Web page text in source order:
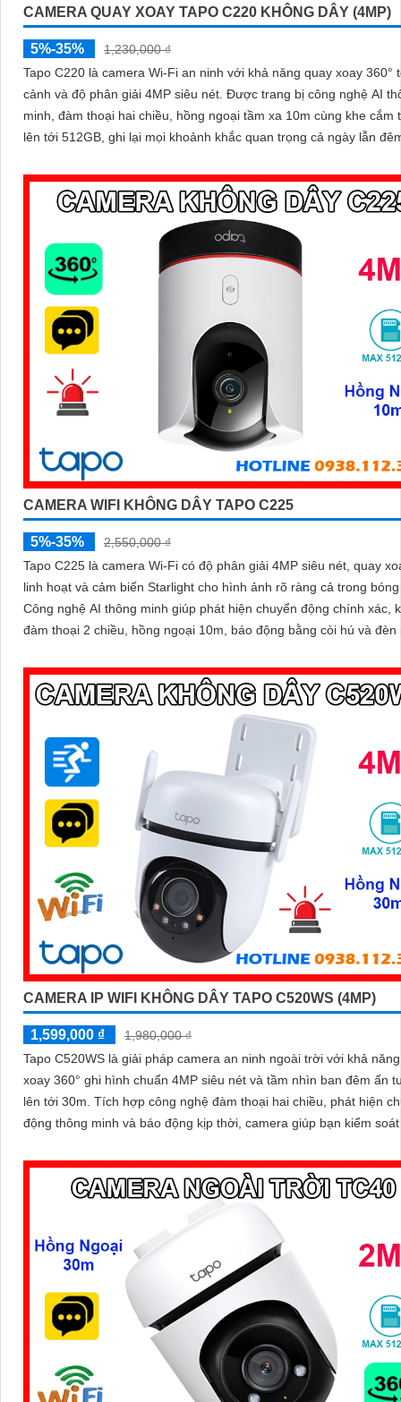
CAMERA QUAY XOAY TAPO C220 KHÔNG DÂY (4MP)
5%-35%
1,230,000 ₫
Tapo C220 là camera Wi-Fi an ninh với khả năng quay xoay 360°
cảnh và độ phân giải 4MP siêu nét. Được trang bị công nghệ AI thông
minh, đàm thoại hai chiều, hồng ngoại tầm xa 10m cùng khe cắm
lên tới 512GB, ghi lại mọi khoảnh khắc quan trọng cả ngày lẫn
CAMERA WIFI KHÔNG DÂY TAPO C225
5%-35%
2,550,000 ₫
Tapo C225 là camera Wi-Fi có độ phân giải 4MP siêu nét, quay
linh hoạt và cảm biến Starlight cho hình ảnh rõ ràng cả trong
Công nghệ AI thông minh giúp phát hiện chuyển động chính xác,
đàm thoại 2 chiều, hồng ngoại 10m, báo động bằng còi hú và đèn
512GB lưu trữ lâu dài
CAMERA IP WIFI KHÔNG DÂY TAPO C520WS (4MP)
1,599,000 ₫
1,980,000 ₫
Tapo C520WS là giải pháp camera an ninh ngoài trời với khả
xoay 360° ghi hình chuẩn 4MP siêu nét và tầm nhìn ban đêm ấn
lên tới 30m. Tích hợp công nghệ đàm thoại hai chiều, phát hiện chuyển
động thông minh và báo động kịp thời, camera giúp bạn kiểm